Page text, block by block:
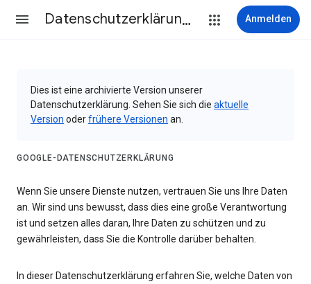
Datenschutzerklärung & Nutzungsbedingungen Anmelden
Dies ist eine archivierte Version unserer
Datenschutzerklärung. Sehen Sie sich die aktuelle
Version oderfrühere Versionen an.
GOOGLE-DATENSCHUTZERKLÄRUNG
Wenn Sie unsere Dienste nutzen, vertrauen Sie uns Ihre Daten
an. Wir sind uns bewusst, dass dies eine große Verantwortung
ist und setzen alles daran, Ihre Daten zu schützen und zu
gewährleisten, dass Sie die Kontrolle darüber behalten.
In dieser Datenschutzerklärung erfahren Sie, welche Daten von